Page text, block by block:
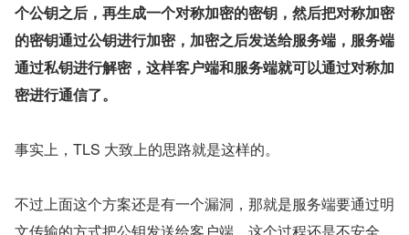
个公钥之后，再生成一个对称加密的密钥，然后把对称加密
的密钥通过公钥进行加密，加密之后发送给服务端，服务端
通过私钥进行解密，这样客户端和服务端就可以通过对称加
密进行通信了。
事实上，TLS 大致上的思路就是这样的。
不过上面这个方案还是有一个漏洞，那就是服务端要通过明